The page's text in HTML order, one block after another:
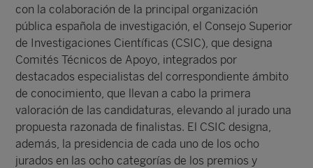
con la colaboración de la principal organización
pública española de investigación, el Consejo Superior
de Investigaciones Científicas (CSIC), que designa
Comités Técnicos de Apoyo, integrados por
destacados especialistas del correspondiente ámbito
de conocimiento, que llevan a cabo la primera
valoración de las candidaturas, elevando al jurado una
propuesta razonada de finalistas. El CSIC designa,
además, la presidencia de cada uno de los ocho
jurados en las ocho categorías de los premios y